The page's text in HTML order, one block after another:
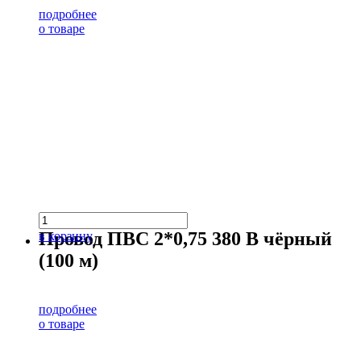
подробнее
о товаре
в корзину
Провод ПВС 2*0,75 380 В чёрный
(100 м)
подробнее
о товаре